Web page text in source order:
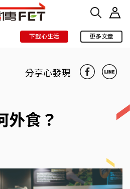
下載心生活 更多文章
分享心發現
外食？